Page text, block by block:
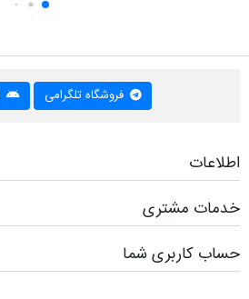
فروشگاه تلگرامی
اطلاعات
خدمات مشتری
حساب کاربری شما